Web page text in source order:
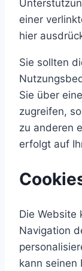
einer
hier
Sie sollten
Sie über
zugreifen,
zu anderen
erfolgt auf
Die Website
Navigation
kann seinen